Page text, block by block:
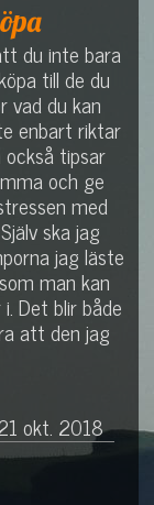
du inte bara
till de du
vad du kan
enbart riktar
tipsar
och ge
med
ska jag
jag läste
man kan
Det blir både
att den jag
okt. 2018